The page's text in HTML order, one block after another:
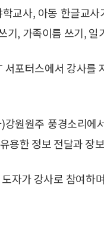
교사, 아동 한글교
기, 가족이름 쓰기,
포터스에서 강사를
원원주 풍경소리에
용한 정보 전달과 장
자가 강사로 참여하